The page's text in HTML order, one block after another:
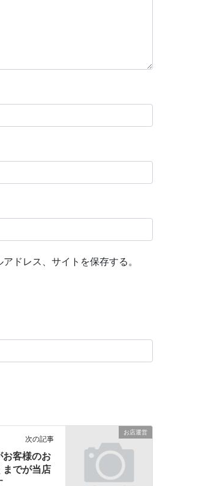
ドレス、サイトを保存する。
お店運営
次の記事
お客様のお
までが当店